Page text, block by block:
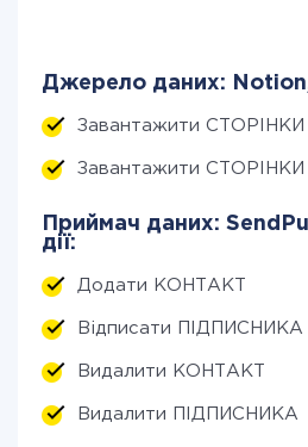
Джерело даних: Notion,
Завантажити СТОРІНКИ
Завантажити СТОРІНКИ
Приймач даних:
дії:
Додати КОНТАКТ
Відписати ПІДПИСНИКА
Видалити КОНТАКТ
Видалити ПІДПИСНИКА